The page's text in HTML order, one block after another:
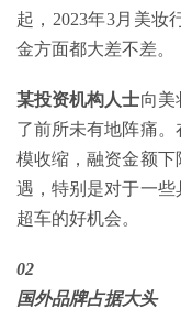
起，2023年3月美妆
金方面都大差不差。
某投资机构人士向美
了前所未有地阵痛
模收缩，融资金额
遇，特别是对于一
超车的好机会。
02
国外品牌占据大头